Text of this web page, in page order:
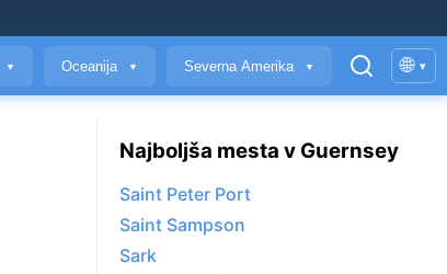
▼ Oceanija ▼ Severna Amerika ▼ 🌐 ▾
Najboljša mesta v Guernsey
Saint Peter Port
Saint Sampson
Sark